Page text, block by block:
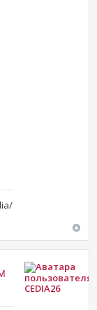
slim-
CEDIA26